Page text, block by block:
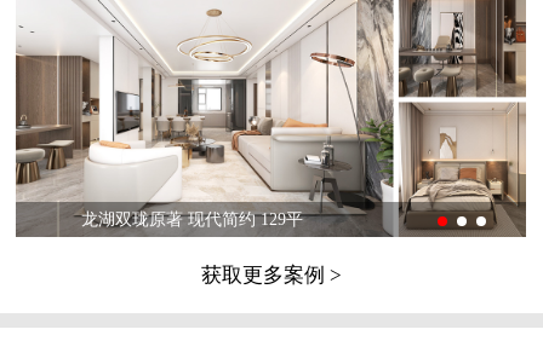
龙湖双珑原著 现代简约 129平
获取更多案例 >